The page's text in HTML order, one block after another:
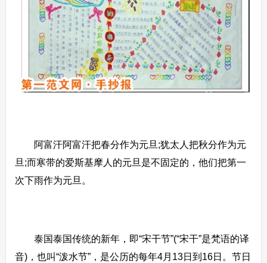
阿富汗阿富汗把春分作为元旦;犹太人把秋分作为元
旦;而寒带的爱斯基摩人的元旦是不固定的，他们把第一
次下雨作为元旦。
泰国泰国传统的新年，即“宋干节”(“宋干”是梵语的译
音)，也叫“泼水节”，是公历的每年4月13日到16日。节日